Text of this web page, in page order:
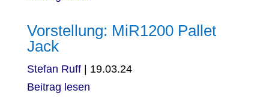
Vorstellung: MiR1200 Pallet
Jack
Stefan Ruff
19.03.24
Beitrag lesen